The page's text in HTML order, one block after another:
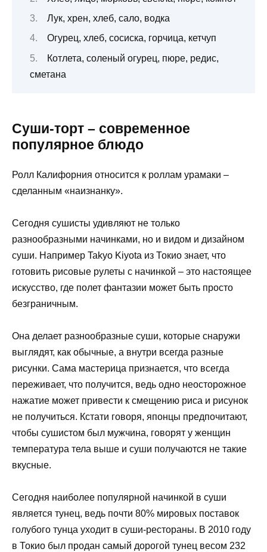
Лук, хрен, хлеб, сало, водка
Огурец, хлеб, сосиска, горчица, кетчуп
Котлета, соленый огурец, пюре, редис,
сметана
Суши-торт – современное
популярное блюдо
Ролл Калифорния относится к роллам урамаки –
сделанным «наизнанку».
Сегодня сушисты удивляют не только
разнообразными начинками, но и видом и дизайном
суши. Например Takyo Kiyota из Токио знает, что
готовить рисовые рулеты с начинкой – это настоящее
искусство, где полет фантазии может быть просто
безграничным.
Она делает разнообразные суши, которые снаружи
выглядят, как обычные, а внутри всегда разные
рисунки. Сама мастерица признается, что всегда
переживает, что получится, ведь одно неосторожное
нажатие может привести к смещению риса и рисунок
не получиться. Кстати говоря, японцы предпочитают,
чтобы сушистом был мужчина, говорят у женщин
температура тела выше и суши получаются не такие
вкусные.
Сегодня наиболее популярной начинкой в суши
является тунец, ведь почти 80% мировых поставок
голубого тунца уходит в суши-рестораны. В 2010 году
в Токио был продан самый дорогой тунец весом 232